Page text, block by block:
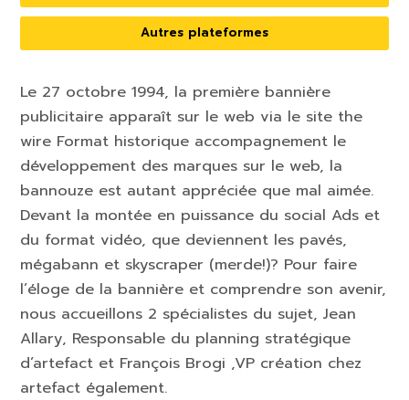
Autres plateformes
Le 27 octobre 1994, la première bannière
publicitaire apparaît sur le web via le site the
wire Format historique accompagnement le
développement des marques sur le web, la
bannouze est autant appréciée que mal aimée.
Devant la montée en puissance du social Ads et
du format vidéo, que deviennent les pavés,
mégabann et skyscraper (merde!)? Pour faire
l’éloge de la bannière et comprendre son avenir,
nous accueillons 2 spécialistes du sujet, Jean
Allary, Responsable du planning stratégique
d’artefact et François Brogi ,VP création chez
artefact également.